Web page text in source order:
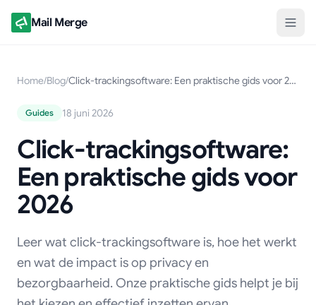
Mail Merge
Home/Blog/ Click-trackingsoftware: Een praktische gids voor 2026
Guides 18 juni 2026
Click-trackingsoftware:
Een praktische gids voor
2026
Leer wat click-trackingsoftware is, hoe het werkt
en wat de impact is op privacy en
bezorgbaarheid. Onze praktische gids helpt je bij